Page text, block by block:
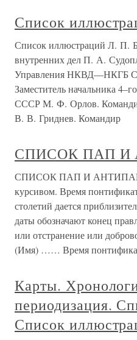
Список
Список иллюстраций Л. П.
внутренних дел П. А.
Управления НКВД—НКГБ
Заместитель начальника
СССР М. Ф. Орлов.
В. В. Гриднев. Командир
СПИСОК ПАП И
СПИСОК ПАП И АНТИПАП
курсивом. Время
столетий дается
даты обозначают конец
или отстранение или
(Имя) …… Время
Карты.
периодизация.
Список